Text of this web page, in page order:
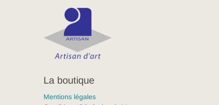
La boutique
Mentions légales